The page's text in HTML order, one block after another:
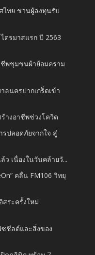
ไทย ชวนผู้ลงทุนรับ
ตรมาสแรก ปี 2563
พชุมชนผ้าย้อมคราม
ลนครปากเกร็ดเข้า
างอาชีพช่วงโควิด
รปลอดภัยจากใจ สู่
เนื่องในวันคล้ายวั...
คลื่น FM106 วิทยุ
ระครั้งใหม่
ชีลด์และสิ่งของ